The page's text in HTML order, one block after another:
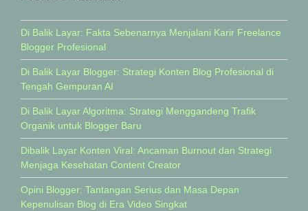
Di Balik Layar: Fakta Sebenarnya Menjalani Karir Freelance
Blogger Profesional
Di Balik Layar Blogger: Strategi Konten Blog Profesional di
Tengah Gempuran AI
Di Balik Layar Algoritma: Strategi Menggandeng Trafik
Organik untuk Blogger Baru
Dibalik Layar Konten Viral: Ancaman Burnout dan Strategi
Menjaga Kesehatan Content Creator
Opini Blogger: Tantangan Serius dan Masa Depan
Kepenulisan Blog di Era Video Singkat